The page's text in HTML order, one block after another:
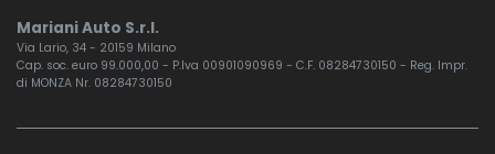
Mariani Auto S.r.l.
Via Lario, 34 - 20159 Milano
Cap. soc. euro 99.000,00 - P.Iva 00901090969 - C.F. 08284730150 - Reg. Impr.
di MONZA Nr. 08284730150